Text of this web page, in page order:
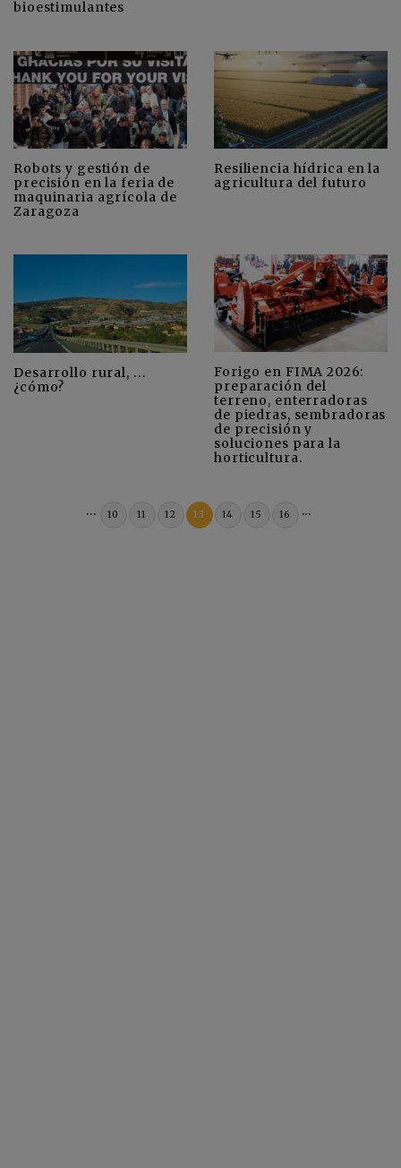
bioestimulantes
Robots y gestión de
precisión en la feria de
maquinaria agrícola de
Zaragoza
Resiliencia hídrica en la
agricultura del futuro
Desarrollo rural, ...
¿cómo?
Forigo en FIMA 2026:
preparación del
terreno, enterradoras
de piedras, sembradoras
de precisión y
soluciones para la
horticultura.
... 10 11 12 13 14 15 16 ...